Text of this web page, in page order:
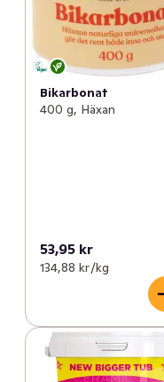
Bikarbonat
400 g, Häxan
53,95 kr
134,88 kr /kg